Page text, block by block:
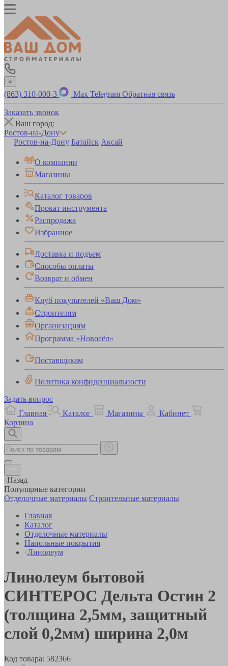
×
(863) 310-000-3 Max Telegram Обратная связь
Заказать звонок
Ваш город:
Ростов-на-Дону
Ростов-на-Дону Батайск Аксай
О компании
Магазины
Каталог товаров
Прокат инструмента
Распродажа
Избранное
Доставка и подъем
Способы оплаты
Возврат и обмен
Клуб покупателей «Ваш Дом»
Строителям
Организациям
Программа «Новосёл»
Поставщикам
Политика конфиденциальности
Задать вопрос
Главная
Каталог Магазины
Кабинет
Корзина
Назад
Популярные категории
Отделочные материалы Строительные материалы
Главная
Каталог
Отделочные материалы
Напольные покрытия
Линолеум
Линолеум бытовой
СИНТЕРОС Дельта Остин 2
(толщина 2,5мм, защитный
слой 0,2мм) ширина 2,0м
Код товара: 582366